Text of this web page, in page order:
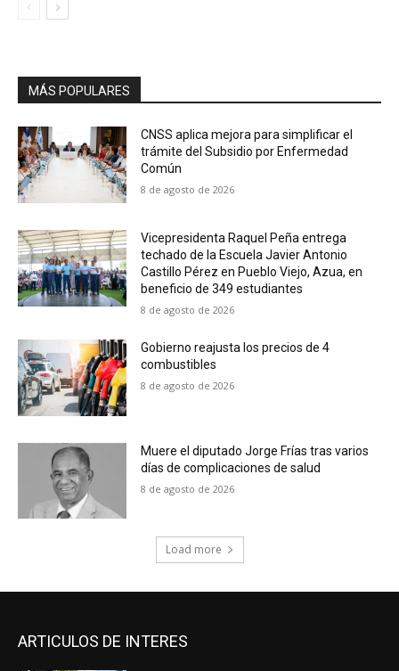
MÁS POPULARES
CNSS aplica mejora para simplificar el
trámite del Subsidio por Enfermedad
Común
8 de agosto de 2026
Vicepresidenta Raquel Peña entrega
techado de la Escuela Javier Antonio
Castillo Pérez en Pueblo Viejo, Azua, en
beneficio de 349 estudiantes
8 de agosto de 2026
Gobierno reajusta los precios de 4
combustibles
8 de agosto de 2026
Muere el diputado Jorge Frías tras varios
días de complicaciones de salud
8 de agosto de 2026
Load more
ARTICULOS DE INTERES